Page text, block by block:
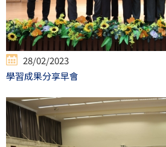
28/02/2023
學習成果分享早會